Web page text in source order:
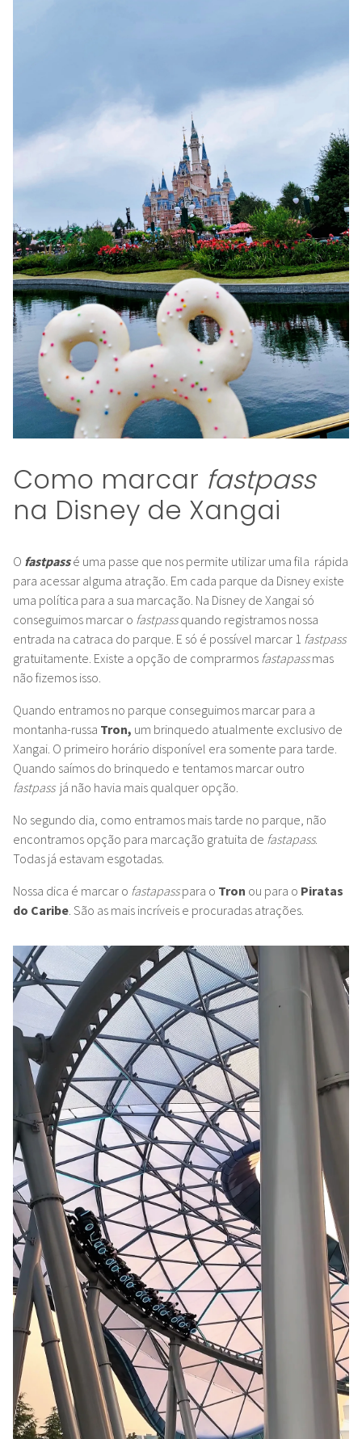
Como marcar fastpass
na Disney de Xangai
O fastpassé uma passe que nos permite utilizar uma fila rápida
para acessar alguma atração. Em cada parque da Disney existe
uma política para a sua marcação. Na Disney de Xangai só
conseguimos marcar o fastpassquando registramos nossa
entrada na catraca do parque. E só é possível marcar 1 fastpass
gratuitamente. Existe a opção de comprarmos fastapassmas
não fizemos isso.
Quando entramos no parque conseguimos marcar para a
montanha-russa Tron, um brinquedo atualmente exclusivo de
Xangai. O primeiro horário disponível era somente para tarde.
Quando saímos do brinquedo e tentamos marcar outro
fastpassjá não havia mais qualquer opção.
No segundo dia, como entramos mais tarde no parque, não
encontramos opção para marcação gratuita de fastapass.
Todas já estavam esgotadas.
Nossa dica é marcar o fastapasspara o Tron ou para o Piratas
do Caribe. São as mais incríveis e procuradas atrações.